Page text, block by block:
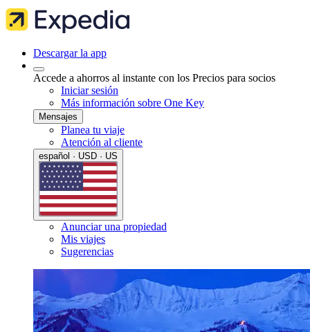
Descargar la app
Accede a ahorros al instante con los Precios para socios
Iniciar sesión
Más información sobre One Key
Mensajes
Planea tu viaje
Atención al cliente
español · USD · US
Anunciar una propiedad
Mis viajes
Sugerencias